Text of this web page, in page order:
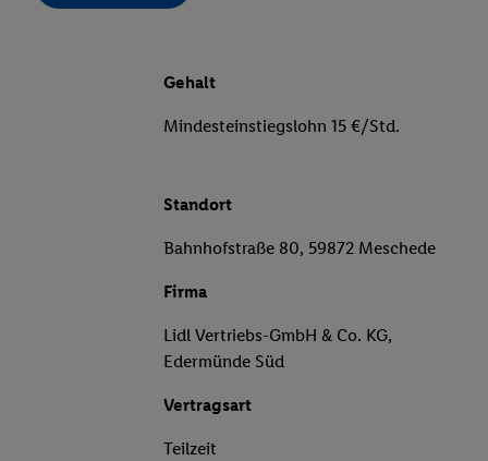
Gehalt
Mindesteinstiegslohn 15 €/Std.
Standort
Bahnhofstraße 80, 59872 Meschede
Firma
Lidl Vertriebs-GmbH & Co. KG,
Edermünde Süd
Vertragsart
Teilzeit